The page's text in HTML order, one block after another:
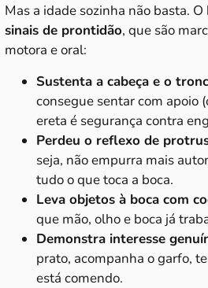
Mas a idade sozinha não basta.
sinais de prontidão, que são
motora e oral:
Sustenta a cabeça e o
consegue sentar com apoio
ereta é segurança contra
Perdeu o reflexo de
seja, não empurra mais
tudo o que toca a boca.
Leva objetos à boca com
que mão, olho e boca já
Demonstra interesse
prato, acompanha o garfo,
está comendo.